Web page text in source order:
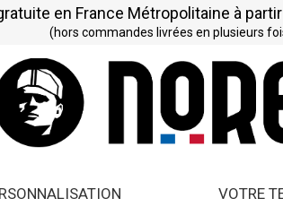
en France Métropolitaine à partir
(hors commandes livrées en plusieurs
VOTRE